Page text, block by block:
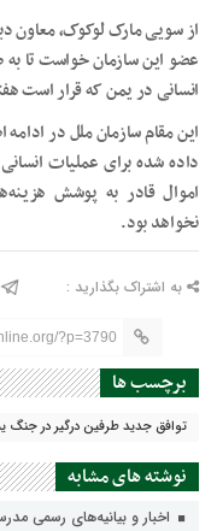
از سویی مارک لوکوک، معاون
عضو این سازمان خواست تا به
انسانی در یمن که قرار است
این مقام سازمان ملل در
داده شده برای عملیات
اموال قادر به پوشش
نخواهد بود.
به اشتراک بگذارید :
?p=3790
برچسب ها
توافق جدید طرفین درگیر در جنگ
نوشته های مشابه
اخبار و بیانیه‌های رسمی